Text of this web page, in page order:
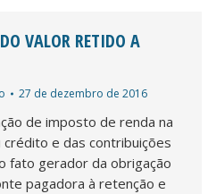
VALOR RETIDO A
27 de dezembro de 2016
de imposto de renda na
e das contribuições
fato gerador da obrigação
pagadora à retenção e